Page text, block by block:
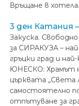
Връщане в
3 ден Катания
Закуска.
за СИРАКУЗА –
гръцки град и
ЮНЕСКО: Храмът
църквата „Света
самостоятелно
отпътуване за